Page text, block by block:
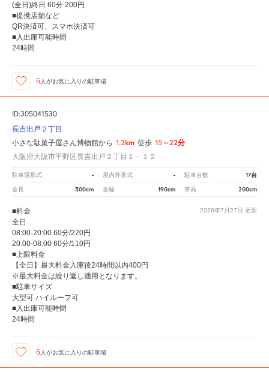
(全日)終日 60分 200円
■提携店舗など
QR決済可、スマホ決済可
■入出庫可能時間
24時間
6 人がお気に入りの駐車場
ID:305041530
長吉出戸２丁目
小さな駄菓子屋さん博物館から 1.2km 徒歩 15～22分
大阪府大阪市平野区長吉出戸２丁目１－１２
駐車場形式 - 屋内外形式 - 駐車台数 17台
全長 500cm 全幅 190cm 車高 200cm
2026年7月27日 更新
■料金
全日
08:00-20:00 60分/220円
20:00-08:00 60分/110円
■上限料金
【全日】最大料金入庫後24時間以内400円
※最大料金は繰り返し適用となります。
■駐車サイズ
大型可 ハイルーフ可
■入出庫可能時間
24時間
6 人がお気に入りの駐車場